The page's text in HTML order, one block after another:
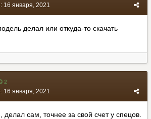
16 января, 2021
делал или откуда-то скачать
2
16 января, 2021
делал сам, точнее за свой счет у спецов.